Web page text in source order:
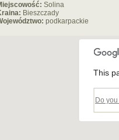
Solina
Bieszczady
podkarpackie
This
Do